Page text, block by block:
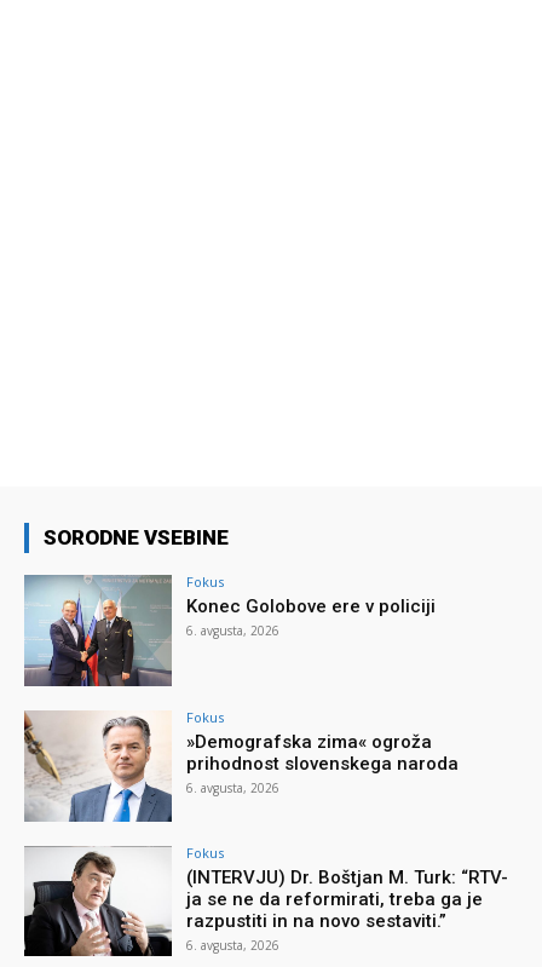
SORODNE VSEBINE
Fokus
Konec Golobove ere v policiji
6. avgusta, 2026
Fokus
»Demografska zima« ogroža
prihodnost slovenskega naroda
6. avgusta, 2026
Fokus
(INTERVJU) Dr. Boštjan M. Turk: “RTV-
ja se ne da reformirati, treba ga je
razpustiti in na novo sestaviti.”
6. avgusta, 2026